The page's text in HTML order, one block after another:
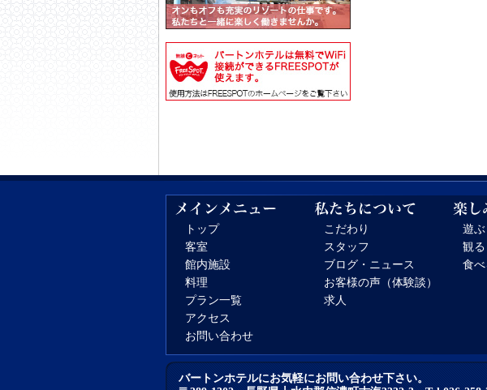
トップ
客室
館内施設
料理
プラン一覧
アクセス
お問い合わせ
こだわり
スタッフ
ブログ・ニュース
お客様の声（体験談）
求人
遊ぶ
観る
食べ
バートンホテルにお気軽にお問い合わせ下さい。